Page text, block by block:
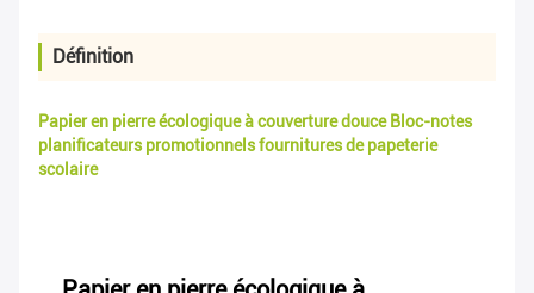
Définition
Papier en pierre écologique à couverture douce Bloc-notes
planificateurs promotionnels fournitures de papeterie
scolaire